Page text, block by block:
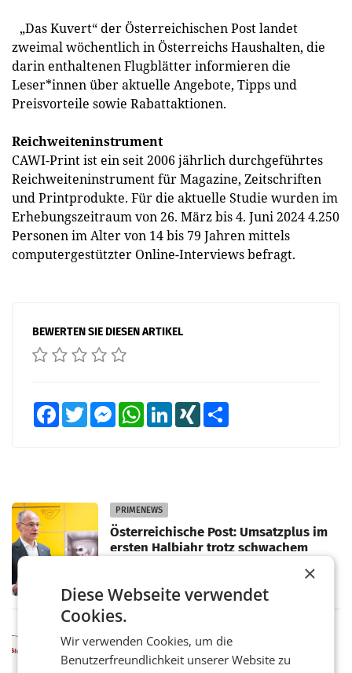
„Das Kuvert“ der Österreichischen Post landet
zweimal wöchentlich in Österreichs Haushalten, die
darin enthaltenen Flugblätter informieren die
Leser*innen über aktuelle Angebote, Tipps und
Preisvorteile sowie Rabattaktionen.
Reichweiteninstrument
CAWI-Print ist ein seit 2006 jährlich durchgeführtes
Reichweiteninstrument für Magazine, Zeitschriften
und Printprodukte. Für die aktuelle Studie wurden im
Erhebungszeitraum von 26. März bis 4. Juni 2024 4.250
Personen im Alter von 14 bis 79 Jahren mittels
computergestützter Online-Interviews befragt.
BEWERTEN SIE DIESEN ARTIKEL
FacebookTwitter MessengerWhatsAppLinkedInXING
PRIMENEWS
Österreichische Post: Umsatzplus im
ersten Halbjahr trotz schwachem
WIEN Die Österreichische Post AG hat im
ersten Halbjahr 2026 einen Konzernumsatz
von 1.544,0 Mio. EUR erwirtschaftet, was
Vergleichszeitraum
ProSiebenSat.1 spart und macht
überraschend viel Gewinn
×
Diese Webseite verwendet
Cookies.
Wir verwenden Cookies, um die
Benutzerfreundlichkeit unserer Website zu